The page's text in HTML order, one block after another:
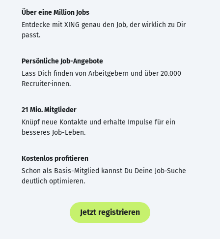
Über eine Million Jobs
Entdecke mit XING genau den Job, der wirklich zu Dir
passt.
Persönliche Job-Angebote
Lass Dich finden von Arbeitgebern und über 20.000
Recruiter·innen.
21 Mio. Mitglieder
Knüpf neue Kontakte und erhalte Impulse für ein
besseres Job-Leben.
Kostenlos profitieren
Schon als Basis-Mitglied kannst Du Deine Job-Suche
deutlich optimieren.
Jetzt registrieren